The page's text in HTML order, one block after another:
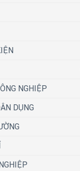
NGHIỆP
DỤNG